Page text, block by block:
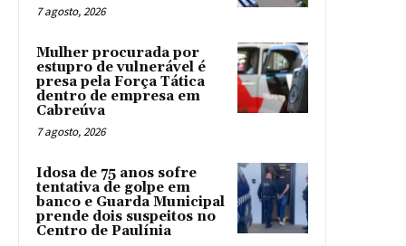
7 agosto, 2026
Mulher procurada por
estupro de vulnerável é
presa pela Força Tática
dentro de empresa em
Cabreúva
7 agosto, 2026
Idosa de 75 anos sofre
tentativa de golpe em
banco e Guarda Municipal
prende dois suspeitos no
Centro de Paulínia